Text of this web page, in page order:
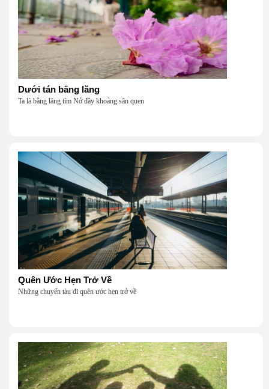
Dưới tán bằng lăng
Ta là bằng lăng tím Nở đầy khoảng sân quen
Quên Ước Hẹn Trở Về
Những chuyến tàu đi quên ước hẹn trở về